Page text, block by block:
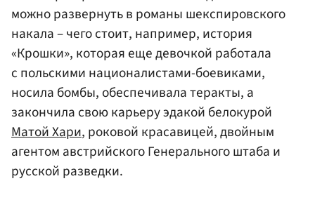
можно развернуть в романы шекспировского
накала – чего стоит, например, история
«Крошки», которая еще девочкой работала
с польскими националистами-боевиками,
носила бомбы, обеспечивала теракты, а
закончила свою карьеру эдакой белокурой
Матой Хари, роковой красавицей, двойным
агентом австрийского Генерального штаба и
русской разведки.